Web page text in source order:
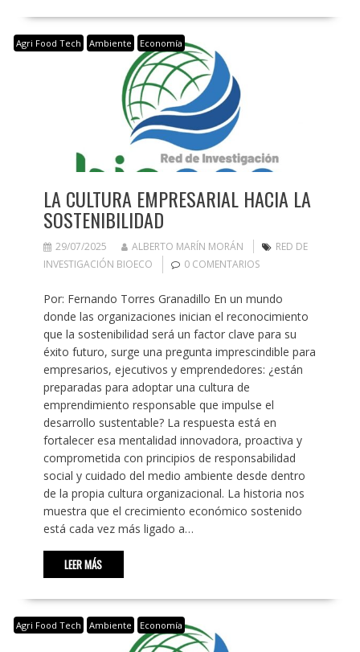
Agri Food Tech Ambiente Economía
LA CULTURA EMPRESARIAL HACIA LA
SOSTENIBILIDAD
29/07/2025 ALBERTO MARÍN MORÁN
RED DE
INVESTIGACIÓN BIOECO
0 COMENTARIOS
Por: Fernando Torres Granadillo En un mundo
donde las organizaciones inician el reconocimiento
que la sostenibilidad será un factor clave para su
éxito futuro, surge una pregunta imprescindible para
empresarios, ejecutivos y emprendedores: ¿están
preparadas para adoptar una cultura de
emprendimiento responsable que impulse el
desarrollo sustentable? La respuesta está en
fortalecer esa mentalidad innovadora, proactiva y
comprometida con principios de responsabilidad
social y cuidado del medio ambiente desde dentro
de la propia cultura organizacional. La historia nos
muestra que el crecimiento económico sostenido
está cada vez más ligado a…
LEER MÁS
Agri Food Tech Ambiente Economía